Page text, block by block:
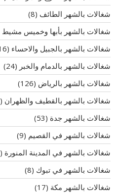
شغالات بالشهر الطائف (8)
شغالات بالشهر بأبها وخميس مشيط
شغالات بالشهر بالجبيل والاحساء (16)
شغالات بالشهر بالدمام والخبر (24)
شغالات بالشهر بالرياض (126)
شغالات بالشهر بالقطيف والظهران (5)
شغالات بالشهر جدة (53)
شغالات بالشهر في القصيم (9)
شغالات بالشهر في المدينة المنورة (6)
شغالات بالشهر في تبوك (8)
شغالات بالشهر مكة (17)